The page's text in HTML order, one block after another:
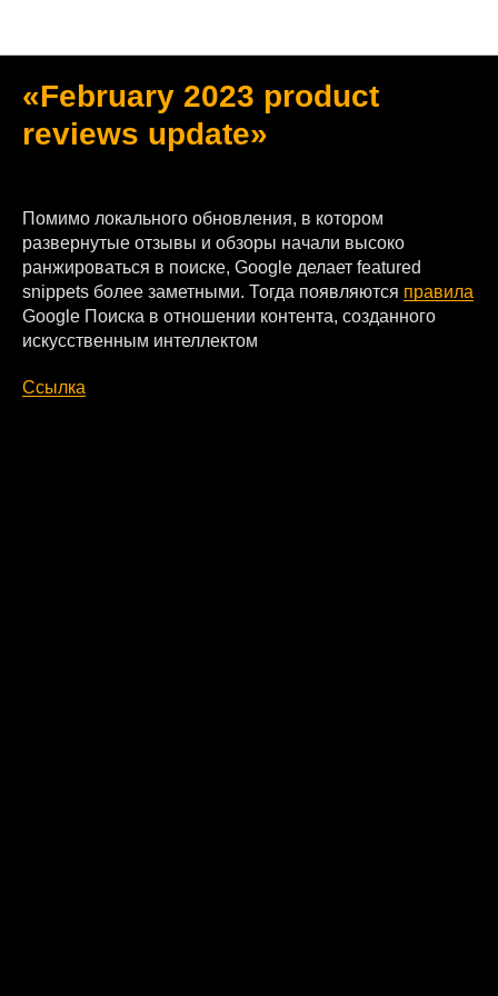
«February 2023 product
reviews update»
Помимо локального обновления, в котором
развернутые отзывы и обзоры начали высоко
ранжироваться в поиске, Google делает featured
snippets более заметными. Тогда появляются правила
Google Поиска в отношении контента, созданного
искусственным интеллектом
Ссылка